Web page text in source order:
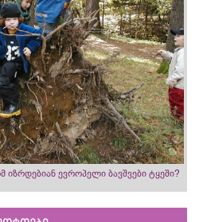
იზრდებიან ევროპელი ბავშვები ტყეში?